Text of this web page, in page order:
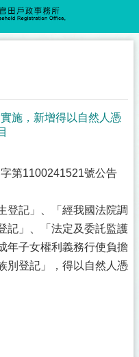
施，新增得以自然人憑
第1100241521號公告
登記」、「經我國法院調
記」、「法定及委託監護
年子女權利義務行使負擔
別登記」，得以自然人憑